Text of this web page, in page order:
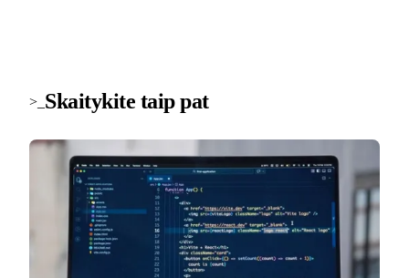
>_ Skaitykite taip pat